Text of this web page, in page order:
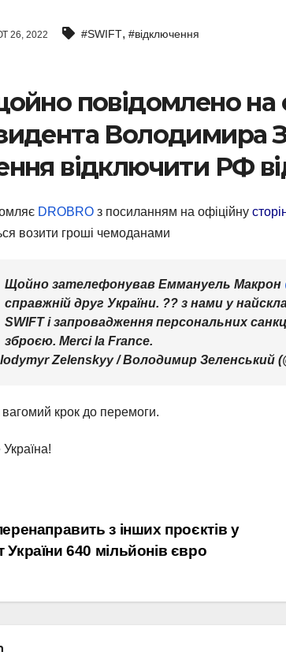
26, 2022 #SWIFT, #відключення
повідомлено на
Володимира
відключити РФ
DROBRO з посиланням на офіційну
возити гроші чемоданами
Щойно зателефонував Еммануель Макрон
справжній друг України. ?? з нами у
SWIFT і запровадження персональних
зброєю. Merci la France.
Zelenskyy / Володимир Зеленський
крок до перемоги.
з інших проєктів у
640 мільйонів євро